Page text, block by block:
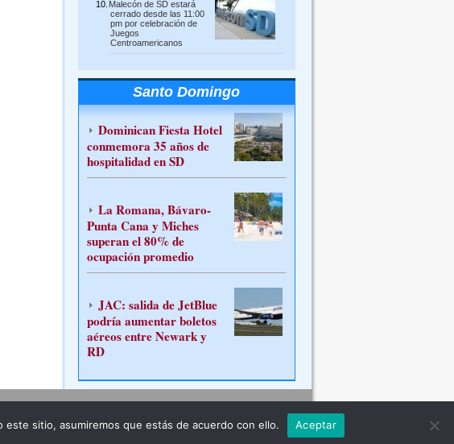
Malecón de SD estará
cerrado desde las 11:00
pm por celebración de
Juegos
Centroamericanos
Santo Domingo
Dominican Fiesta Hotel
conmemora 35 años de
hospitalidad en SD
La Romana, Bávaro-
Punta Cana y Miches
superan el 80% de
ocupación promedio
JAC: salida de JetBlue
podría aumentar boletos
aéreos entre Newark y
RD
sitio, asumiremos que estás de acuerdo con ello. Aceptar